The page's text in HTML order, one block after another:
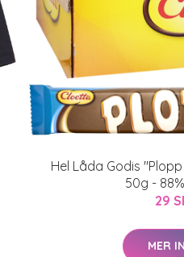
Hel Låda Godis
50g -
29
MER